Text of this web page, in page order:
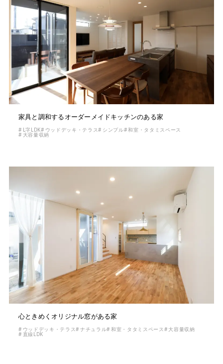
家具と調和するオーダーメイドキッチンのある家
L字LDK ウッドデッキ・テラス シンプル 和室・タタミスペース
大容量収納
心ときめくオリジナル窓がある家
ウッドデッキ・テラス ナチュラル 和室・タタミスペース 大容量収納
直線LDK